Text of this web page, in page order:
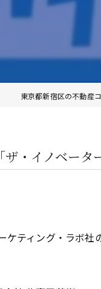
東京都新宿区の不動産
ザ・イノベー
ティング・ラボ社